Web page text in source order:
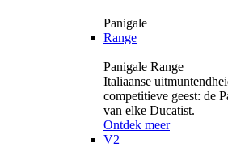
Panigale
Range
Panigale Range
Italiaanse
competitieve geest: de
van elke Ducatist.
Ontdek meer
V2